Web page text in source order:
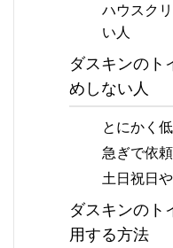
ハウスク
い人
ダスキンのト
めしない人
とにかく
急ぎで依
土日祝日
ダスキンのト
用する方法